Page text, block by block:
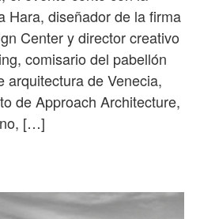
Hara, diseñador de la firma
Center y director creativo
comisario del pabellón
arquitectura de Venecia,
de Approach Architecture,
[…]